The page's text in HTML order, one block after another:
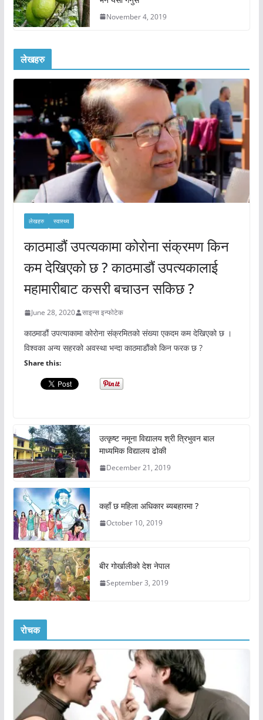
November 4, 2019
लेखहरु
लेखहरु स्वास्थ्य
काठमाडौं उपत्यकामा कोरोना संक्रमण किन
कम देखिएको छ ? काठमाडौं उपत्यकालाई
महामारीबाट कसरी बचाउन सकिछ ?
June 28, 2020 साइन्स इन्फोटेक
काठमाडौं उपत्याकामा कोरोना संक्रमितको संख्या एकदम कम देखिएको छ ।
विश्वका अन्य सहरको अवस्था भन्दा काठमाडौंको किन फरक छ ?
Share this:
उत्कृष्ट नमूना विद्यालय श्री त्रिभुवन बाल
माध्यमिक विद्यालय ढोकी
December 21, 2019
कहाँ छ महिला अधिकार ब्यबहारमा ?
October 10, 2019
बीर गोर्खालीको देश नेपाल
September 3, 2019
रोचक